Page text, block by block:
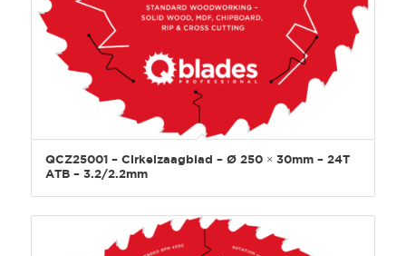
QCZ25001 – Cirkelzaagblad – Ø 250 × 30mm – 24T
ATB – 3.2/2.2mm